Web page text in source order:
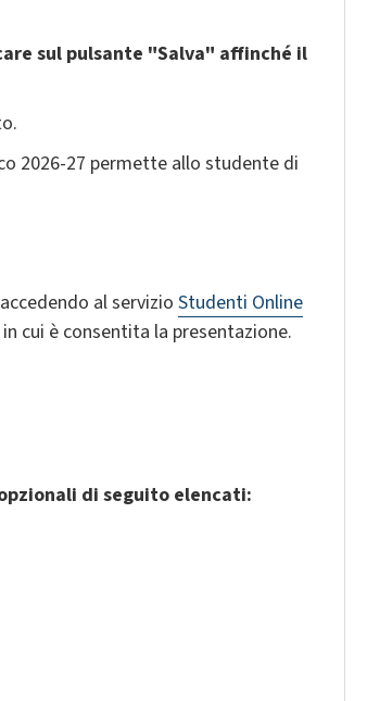
sul pulsante "Salva" affinché il
2026-27 permette allo studente di
al servizio Studenti Online
cui è consentita la presentazione.
di seguito elencati: